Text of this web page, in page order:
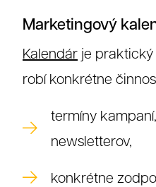
Marketingový
Kalendár je
robí konkrétne
termíny
newsletterov,
konkrétne